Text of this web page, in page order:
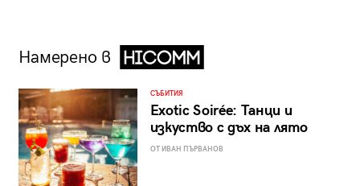
Намерено в
СЪБИТИЯ
Exotic Soirée: Танци и
изкуство с дъх на лято
ОТ ИВАН ПЪРВАНОВ